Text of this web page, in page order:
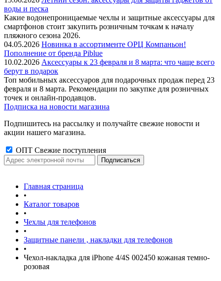
воды и песка
Какие водонепроницаемые чехлы и защитные аксессуары для
смартфонов стоит закупить розничным точкам к началу
пляжного сезона 2026.
04.05.2026 Новинка в ассортименте OРЦ Компаньон!
Пополнение от бренда Piblue
10.02.2026 Аксессуары к 23 февраля и 8 марта: что чаще всего
берут в подарок
Топ мобильных аксессуаров для подарочных продаж перед 23
февраля и 8 марта. Рекомендации по закупке для розничных
точек и онлайн-продавцов.
Подписка на новости магазина
Подпишитесь на рассылку и получайте свежие новости и
акции нашего магазина.
ОПТ Свежие поступления
Главная страница
•
Каталог товаров
•
Чехлы для телефонов
•
Защитные панели , накладки для телефонов
•
Чехол-накладка для iPhone 4/4S 002450 кожаная темно-
розовая